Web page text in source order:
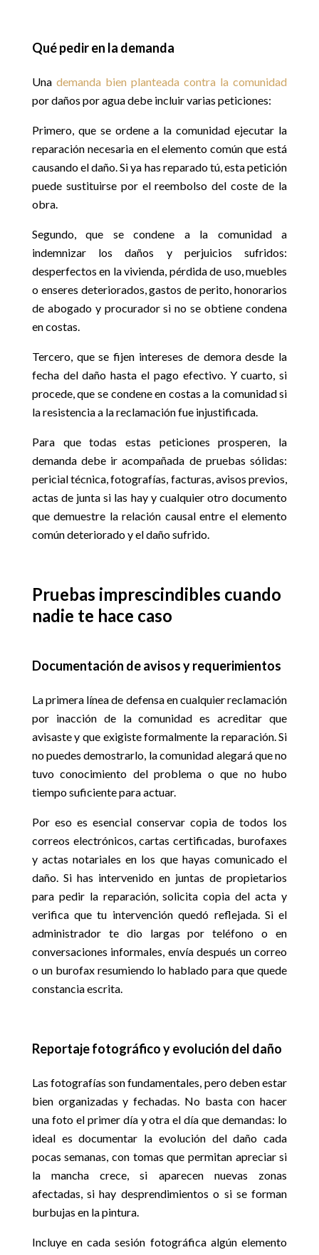
Qué pedir en la demanda
Una demanda bien planteada contra la comunidad
por daños por agua debe incluir varias peticiones:
Primero, que se ordene a la comunidad ejecutar la
reparación necesaria en el elemento común que está
causando el daño. Si ya has reparado tú, esta petición
puede sustituirse por el reembolso del coste de la
obra.
Segundo, que se condene a la comunidad a
indemnizar los daños y perjuicios sufridos:
desperfectos en la vivienda, pérdida de uso, muebles
o enseres deteriorados, gastos de perito, honorarios
de abogado y procurador si no se obtiene condena
en costas.
Tercero, que se fijen intereses de demora desde la
fecha del daño hasta el pago efectivo. Y cuarto, si
procede, que se condene en costas a la comunidad si
la resistencia a la reclamación fue injustificada.
Para que todas estas peticiones prosperen, la
demanda debe ir acompañada de pruebas sólidas:
pericial técnica, fotografías, facturas, avisos previos,
actas de junta si las hay y cualquier otro documento
que demuestre la relación causal entre el elemento
común deteriorado y el daño sufrido.
Pruebas imprescindibles cuando
nadie te hace caso
Documentación de avisos y requerimientos
La primera línea de defensa en cualquier reclamación
por inacción de la comunidad es acreditar que
avisaste y que exigiste formalmente la reparación. Si
no puedes demostrarlo, la comunidad alegará que no
tuvo conocimiento del problema o que no hubo
tiempo suficiente para actuar.
Por eso es esencial conservar copia de todos los
correos electrónicos, cartas certificadas, burofaxes
y actas notariales en los que hayas comunicado el
daño. Si has intervenido en juntas de propietarios
para pedir la reparación, solicita copia del acta y
verifica que tu intervención quedó reflejada. Si el
administrador te dio largas por teléfono o en
conversaciones informales, envía después un correo
o un burofax resumiendo lo hablado para que quede
constancia escrita.
Reportaje fotográfico y evolución del daño
Las fotografías son fundamentales, pero deben estar
bien organizadas y fechadas. No basta con hacer
una foto el primer día y otra el día que demandas: lo
ideal es documentar la evolución del daño cada
pocas semanas, con tomas que permitan apreciar si
la mancha crece, si aparecen nuevas zonas
afectadas, si hay desprendimientos o si se forman
burbujas en la pintura.
Incluye en cada sesión fotográfica algún elemento